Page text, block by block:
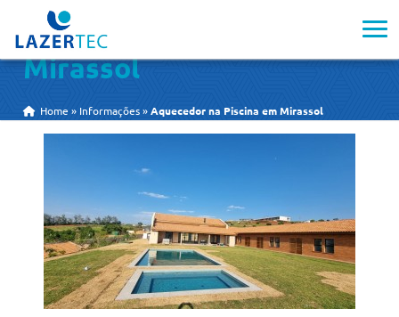
Aquecedor na Piscina em
Mirassol
Home » Informações »Aquecedor na Piscina em Mirassol